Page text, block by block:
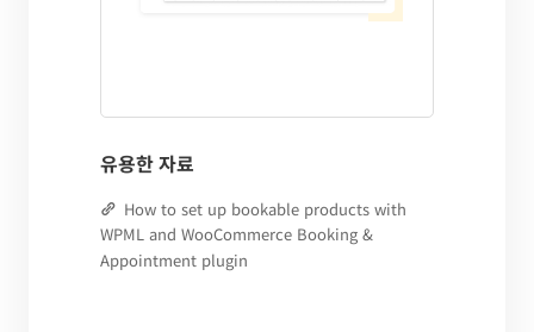
유용한 자료
How to set up bookable products with
WPML and WooCommerce Booking &
Appointment plugin